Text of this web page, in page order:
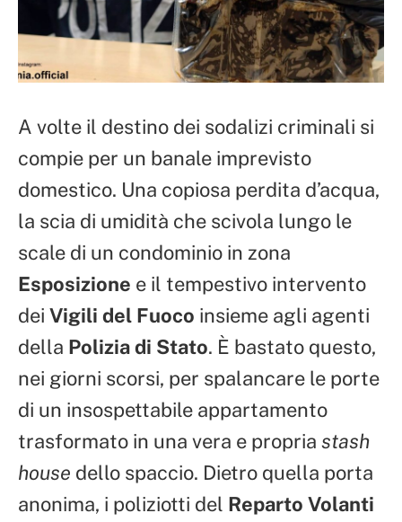
A volte il destino dei sodalizi criminali si
compie per un banale imprevisto
domestico. Una copiosa perdita d’acqua,
la scia di umidità che scivola lungo le
scale di un condominio in zona
Esposizione e il tempestivo intervento
dei Vigili del Fuoco insieme agli agenti
della Polizia di Stato. È bastato questo,
nei giorni scorsi, per spalancare le porte
di un insospettabile appartamento
trasformato in una vera e propria stash
house dello spaccio. Dietro quella porta
anonima, i poliziotti del Reparto Volanti